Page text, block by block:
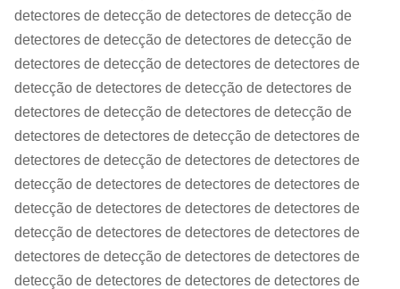
detectores de detecção de detectores de detecção de
detectores de detecção de detectores de detecção de
detectores de detecção de detectores de detectores de
detecção de detectores de detecção de detectores de
detectores de detecção de detectores de detecção de
detectores de detectores de detecção de detectores de
detectores de detecção de detectores de detectores de
detecção de detectores de detectores de detectores de
detecção de detectores de detectores de detectores de
detecção de detectores de detectores de detectores de
detectores de detecção de detectores de detectores de
detecção de detectores de detectores de detectores de